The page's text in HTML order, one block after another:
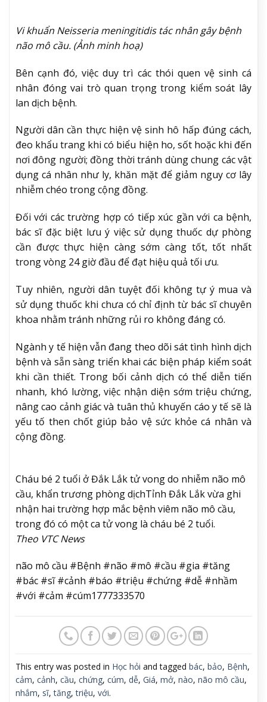
Vi khuẩn Neisseria meningitidis tác nhân gây bệnh
não mô cầu. (Ảnh minh hoạ)
Bên cạnh đó, việc duy trì các thói quen vệ sinh cá
nhân đóng vai trò quan trọng trong kiểm soát lây
lan dịch bệnh.
Người dân cần thực hiện vệ sinh hô hấp đúng cách,
đeo khẩu trang khi có biểu hiện ho, sốt hoặc khi đến
nơi đông người; đồng thời tránh dùng chung các vật
dụng cá nhân như ly, khăn mặt để giảm nguy cơ lây
nhiễm chéo trong cộng đồng.
Đối với các trường hợp có tiếp xúc gần với ca bệnh,
bác sĩ đặc biệt lưu ý việc sử dụng thuốc dự phòng
cần được thực hiện càng sớm càng tốt, tốt nhất
trong vòng 24 giờ đầu để đạt hiệu quả tối ưu.
Tuy nhiên, người dân tuyệt đối không tự ý mua và
sử dụng thuốc khi chưa có chỉ định từ bác sĩ chuyên
khoa nhằm tránh những rủi ro không đáng có.
Ngành y tế hiện vẫn đang theo dõi sát tình hình dịch
bệnh và sẵn sàng triển khai các biện pháp kiểm soát
khi cần thiết. Trong bối cảnh dịch có thể diễn tiến
nhanh, khó lường, việc nhận diện sớm triệu chứng,
nâng cao cảnh giác và tuân thủ khuyến cáo y tế sẽ là
yếu tố then chốt giúp bảo vệ sức khỏe cá nhân và
cộng đồng.
Cháu bé 2 tuổi ở Đắk Lắk tử vong do nhiễm não mô
cầu, khẩn trương phòng dịchTỉnh Đắk Lắk vừa ghi
nhận hai trường hợp mắc bệnh viêm não mô cầu,
trong đó có một ca tử vong là cháu bé 2 tuổi.
Theo VTC News
não mô cầu #Bệnh #não #mô #cầu #gia #tăng
#bác #sĩ #cảnh #báo #triệu #chứng #dễ #nhầm
#với #cảm #cúm1777333570
This entry was posted in Học hỏi and tagged bác, bảo, Bệnh,
cảm, cảnh, cầu, chứng, cúm, dễ, Giá, mở, nào, não mô cầu,
nhắm, sĩ,tăng,triệu, với.